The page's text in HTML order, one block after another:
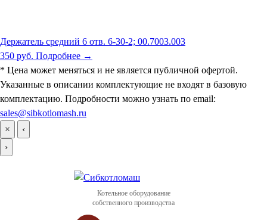
Держатель средний 6 отв. 6-30-2; 00.7003.003
350 руб. Подробнее →
* Цена может меняться и не является публичной офертой.
Указанные в описании комплектующие не входят в базовую
комплектацию. Подробности можно узнать по email:
sales@sibkotlomash.ru
×
‹
›
Котельное оборудование
собственного производства